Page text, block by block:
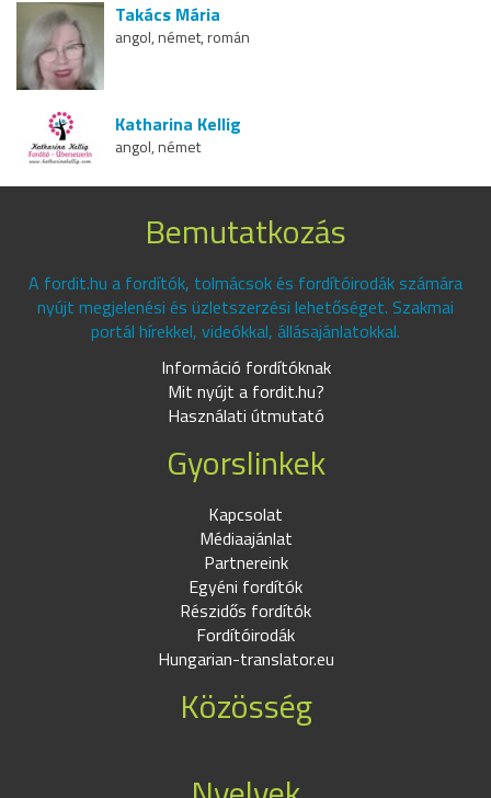
Takács Mária
angol, német, román
Katharina Kellig
angol, német
Bemutatkozás
A fordit.hu a fordítók, tolmácsok és fordítóirodák számára
nyújt megjelenési és üzletszerzési lehetőséget. Szakmai
portál hírekkel, videókkal, állásajánlatokkal.
Információ fordítóknak
Mit nyújt a fordit.hu?
Használati útmutató
Gyorslinkek
Kapcsolat
Médiaajánlat
Partnereink
Egyéni fordítók
Részidős fordítók
Fordítóirodák
Hungarian-translator.eu
Közösség